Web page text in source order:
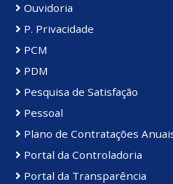
Ouvidoria
P. Privacidade
PCM
PDM
Pesquisa de Satisfação
Pessoal
Plano de Contratações
Portal da Controladoria
Portal da Transparência